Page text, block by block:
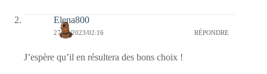
Elena800
27/07/2023/02:16 RÉPONDRE
J’espère qu’il en résultera des bons choix !